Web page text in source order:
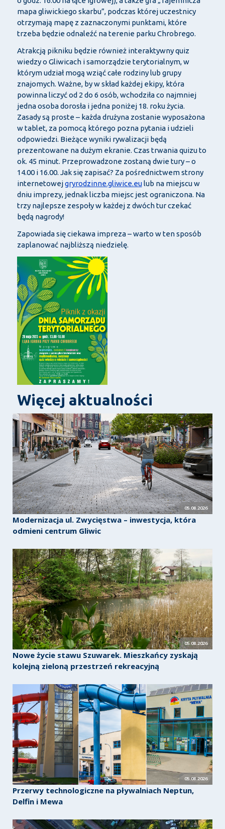
mapa gliwickiego skarbu”, podczas której uczestnicy
otrzymają mapę z zaznaczonymi punktami, które
trzeba będzie odnaleźć na terenie parku Chrobrego.
Atrakcją pikniku będzie również interaktywny quiz
wiedzy o Gliwicach i samorządzie terytorialnym, w
którym udział mogą wziąć całe rodziny lub grupy
znajomych. Ważne, by w skład każdej ekipy, która
powinna liczyć od 2 do 6 osób, wchodziła co najmniej
jedna osoba dorosła i jedna poniżej 18. roku życia.
Zasady są proste – każda drużyna zostanie wyposażona
w tablet, za pomocą którego pozna pytania i udzieli
odpowiedzi. Bieżące wyniki rywalizacji będą
prezentowane na dużym ekranie. Czas trwania quizu to
ok. 45 minut. Przeprowadzone zostaną dwie tury – o
14.00 i 16.00. Jak się zapisać? Za pośrednictwem strony
internetowejgryrodzinne.gliwice.eulub na miejscu w
dniu imprezy, jednak liczba miejsc jest ograniczona. Na
trzy najlepsze zespoły w każdej z dwóch tur czekać
będą nagrody!
Zapowiada się ciekawa impreza – warto w ten sposób
zaplanować najbliższą niedzielę.
Więcej aktualności
05.08.2026
Modernizacja ul. Zwycięstwa – inwestycja, która
odmieni centrum Gliwic
05.08.2026
Nowe życie stawu Szuwarek. Mieszkańcy zyskają
kolejną zieloną przestrzeń rekreacyjną
05.08.2026
Przerwy technologiczne na pływalniach Neptun,
Delfin i Mewa